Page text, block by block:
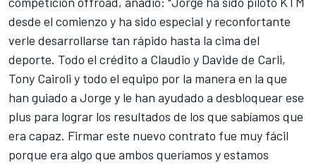
desde el comienzo y ha sido especial y reconfortante
verle desarrollarse tan rápido hasta la cima del
deporte. Todo el crédito a Claudio y Davide de Carli,
Tony Cairoli y todo el equipo por la manera en la que
han guiado a Jorge y le han ayudado a desbloquear ese
plus para lograr los resultados de los que sabíamos que
era capaz. Firmar este nuevo contrato fue muy fácil
porque era algo que ambos queríamos y estamos